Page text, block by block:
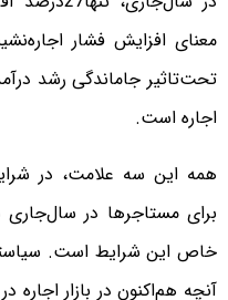
معنای افزایش فشار
تحت‌تاثیر جاماندگی رشد
اجاره است.
همه این سه علامت، در
برای مستاجرها در
خاص این شرایط است.
آنچه هم‌‌‌‌اکنون در بازار